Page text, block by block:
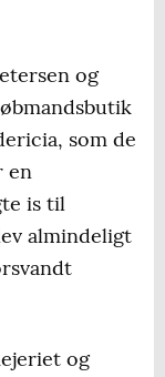
og
som de
en
is til
almindeligt
og